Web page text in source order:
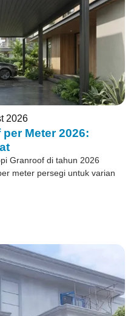
2026
Meter 2026:
Granroof di tahun 2026
meter persegi untuk varian